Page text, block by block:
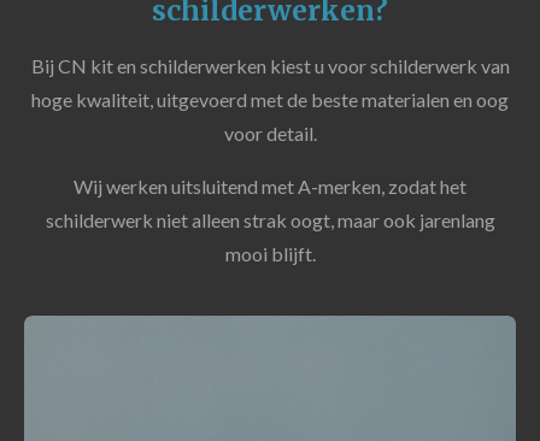
schilderwerken?
Bij CN kit en schilderwerken kiest u voor schilderwerk van
hoge kwaliteit, uitgevoerd met de beste materialen en oog
voor detail.
Wij werken uitsluitend met A-merken, zodat het
schilderwerk niet alleen strak oogt, maar ook jarenlang
mooi blijft.